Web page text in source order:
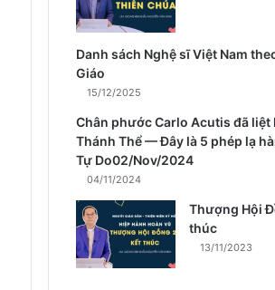
Danh sách Nghệ sĩ Việt Nam
Giáo
15/12/2025
Chân phước Carlo Acutis đã liệt
Thánh Thể — Đây là 5 phép lạ
Tự Do02/Nov/2024
04/11/2024
Thượng Hội
thúc
13/11/2023